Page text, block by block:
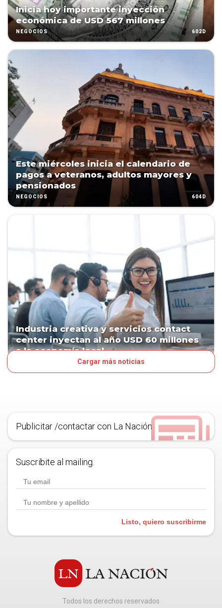
Inicia hoy importante inyección
económica de USD 567 millones
NEGOCIOS 602D
Este miércoles inicia el calendario de
pagos a veteranos, adultos mayores y
pensionados
NEGOCIOS 604D
Industria creativa y servicios contact
center inyectan al año USD 60 millones
a la economía local
Cargar más noticias
Publicitar /contactar con La Nación
Suscribite al mailing.
Listo, quiero suscribirme
Todos los derechos reservados